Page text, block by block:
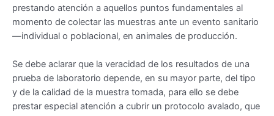
prestando atención a aquellos puntos fundamentales al
momento de colectar las muestras ante un evento sanitario
—individual o poblacional, en animales de producción.
Se debe aclarar que la veracidad de los resultados de una
prueba de laboratorio depende, en su mayor parte, del tipo
y de la calidad de la muestra tomada, para ello se debe
prestar especial atención a cubrir un protocolo avalado, que